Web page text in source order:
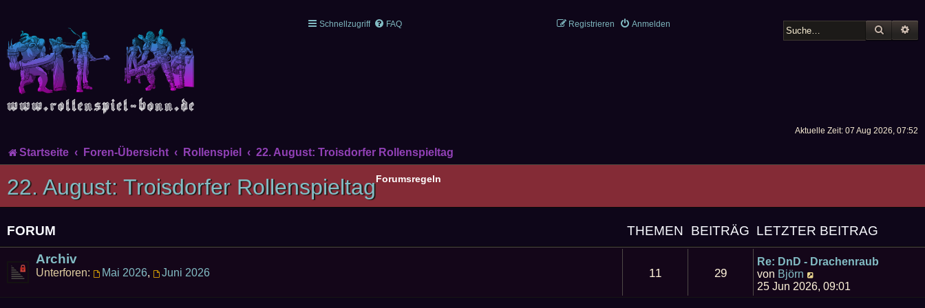
Schnellzugriff FAQ Anmelden
Registrieren
SUCHE
Startseite Foren-Übersicht Rollenspiel 22. August: Troisdorfer Rollenspieltag
Aktuelle Zeit: 07 Aug 2026, 07:52
22. August: Troisdorfer RollenspieltagForumsregeln
FORUM THEMEN
BEITRÄG LETZTER BEITRAG
Archiv
Unterforen: Mai 2026, Juni 2026 11 29
Re: DnD - Drachenraub
von Björn
e
25 Jun 2026, 09:01